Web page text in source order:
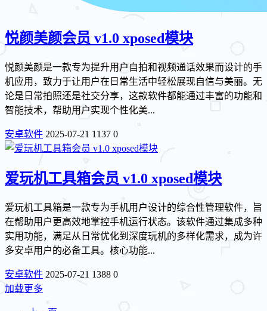
悦颜美颜会员 v1.0 xposed模块
悦颜美颜是一款专为提升用户自拍和视频通话效果而设计的手
机应用，致力于让用户在日常生活中轻松展现自信与美丽。无
论是日常拍照还是社交分享，这款软件都能通过丰富的功能和
智能技术，帮助用户实现个性化美...
安卓软件 2025-07-21 1137 0
爱玩机工具箱会员 v1.0 xposed模块
爱玩机工具箱是一款专为手机用户设计的综合性管理软件，旨
在帮助用户更高效地掌控手机运行状态。该软件通过集成多种
实用功能，满足从日常优化到深度玩机的多样化需求，成为许
多安卓用户的必备工具。核心功能...
安卓软件 2025-07-21 1388 0
加载更多